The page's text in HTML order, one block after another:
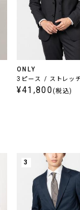
ONLY
3ピース / ストレッ
ック
¥41,800 (税込)
3